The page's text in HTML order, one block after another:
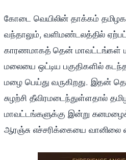
கோடை வெயிலின் தாக்கம்
வந்தாலும், வளிமண்டலத்தில்
காரணமாகத் தென் மாவட்டங்கள்
மலையை ஒட்டிய பகுதிகளில்
மழை பெய்து வருகிறது. இதன்
சுழற்சி தீவிரமடைந்துள்ளதால்
மாவட்டங்களுக்கு இன்று
ஆரஞ்சு எச்சரிக்கையை வானிலை